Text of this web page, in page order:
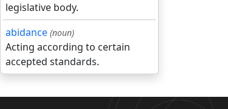
legislative body.
abidance (noun)
Acting according to certain
accepted standards.